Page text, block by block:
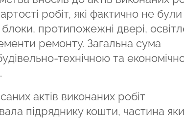
робіт, які фактично не були
протипожежні двері,
ремонту. Загальна сума
технічною та
актів виконаних робіт
підряднику кошти, частина